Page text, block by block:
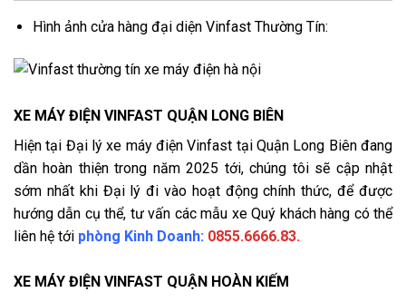
Hình ảnh cửa hàng đại diện Vinfast Thường Tín:
XE MÁY ĐIỆN VINFAST QUẬN LONG BIÊN
Hiện tại Đại lý xe máy điện Vinfast tại Quận Long Biên đang
dần hoàn thiện trong năm 2025 tới, chúng tôi sẽ cập nhật
sớm nhất khi Đại lý đi vào hoạt động chính thức, để được
hướng dẫn cụ thể, tư vấn các mẫu xe Quý khách hàng có thể
liên hệ tới phòng Kinh Doanh: 0855.6666.83.
XE MÁY ĐIỆN VINFAST QUẬN HOÀN KIẾM